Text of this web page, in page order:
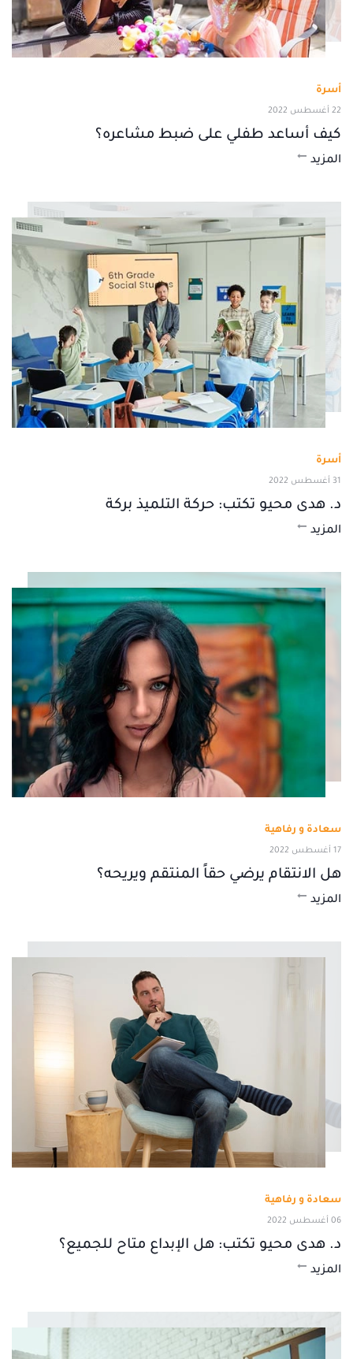
أسرة
22 أغسطس 2022
كيف أساعد طفلي على ضبط مشاعره؟
المزيد
أسرة
31 أغسطس 2022
د. هدى محيو تكتب: حركة التلميذ بركة
المزيد
سعادة و رفاهية
17 أغسطس 2022
هل الانتقام يرضي حقاً المنتقم ويريحه؟
المزيد
سعادة و رفاهية
06 أغسطس 2022
د. هدى محيو تكتب: هل الإبداع متاح للجميع؟
المزيد